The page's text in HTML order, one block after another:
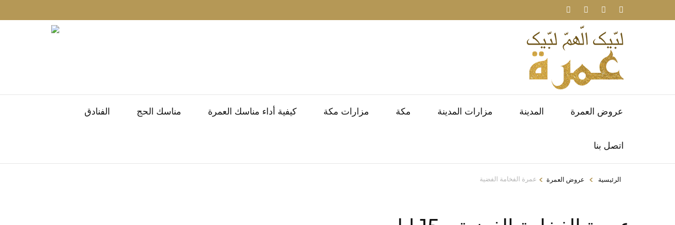
عروض العمرة المدينة مزارات المدينة مكة مزارات مكة كيفية أداء مناسك العمرة مناسك الحج الفنادق
اتصل بنا
الرئيسية > عروض العمرة > عمرة الفخامة الفضية